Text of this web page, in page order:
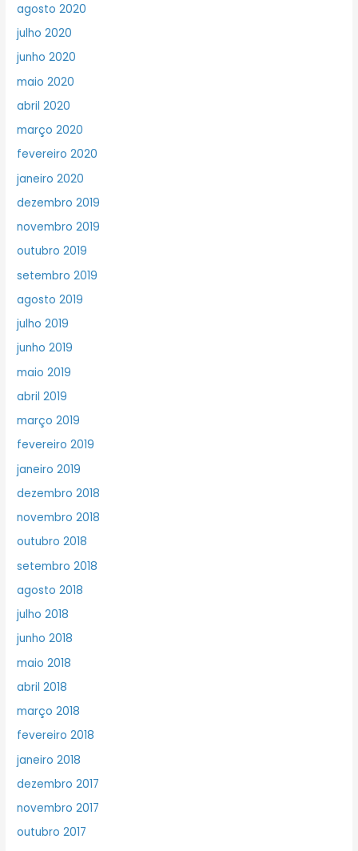
agosto 2020
julho 2020
junho 2020
maio 2020
abril 2020
março 2020
fevereiro 2020
janeiro 2020
dezembro 2019
novembro 2019
outubro 2019
setembro 2019
agosto 2019
julho 2019
junho 2019
maio 2019
abril 2019
março 2019
fevereiro 2019
janeiro 2019
dezembro 2018
novembro 2018
outubro 2018
setembro 2018
agosto 2018
julho 2018
junho 2018
maio 2018
abril 2018
março 2018
fevereiro 2018
janeiro 2018
dezembro 2017
novembro 2017
outubro 2017